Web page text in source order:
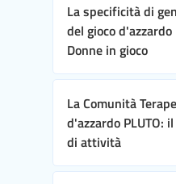
La specificità di
del gioco
Donne in gioco
La Comunità
d'azzardo PLUTO:
di attività